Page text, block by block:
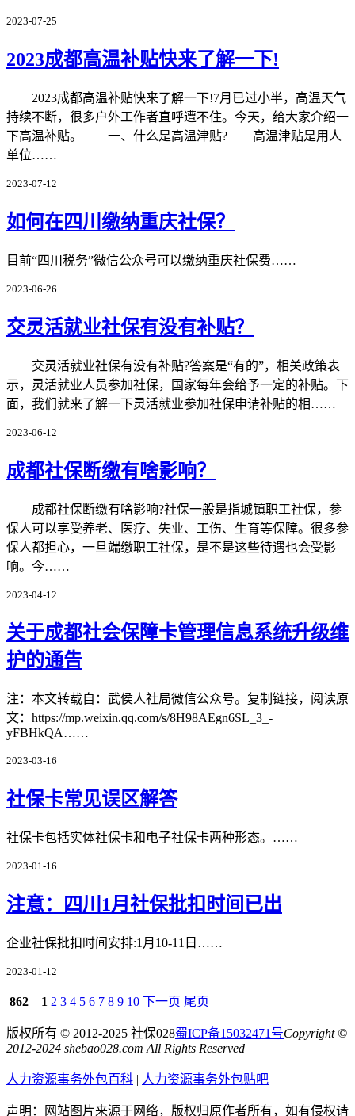
2023-07-25
2023成都高温补贴快来了解一下!
2023成都高温补贴快来了解一下!7月已过小半，高温天气
持续不断，很多户外工作者直呼遭不住。今天，给大家介绍一
下高温补贴。 一、什么是高温津贴? 高温津贴是用人
单位……
2023-07-12
如何在四川缴纳重庆社保？
目前“四川税务”微信公众号可以缴纳重庆社保费……
2023-06-26
交灵活就业社保有没有补贴？
交灵活就业社保有没有补贴?答案是“有的”，相关政策表
示，灵活就业人员参加社保，国家每年会给予一定的补贴。下
面，我们就来了解一下灵活就业参加社保申请补贴的相……
2023-06-12
成都社保断缴有啥影响？
成都社保断缴有啥影响?社保一般是指城镇职工社保，参
保人可以享受养老、医疗、失业、工伤、生育等保障。很多参
保人都担心，一旦端缴职工社保，是不是这些待遇也会受影
响。今……
2023-04-12
关于成都社会保障卡管理信息系统升级维
护的通告
注：本文转载自：武侯人社局微信公众号。复制链接，阅读原
文：https://mp.weixin.qq.com/s/8H98AEgn6SL_3_-
yFBHkQA……
2023-03-16
社保卡常见误区解答
社保卡包括实体社保卡和电子社保卡两种形态。……
2023-01-16
注意：四川1月社保批扣时间已出
企业社保批扣时间安排:1月10-11日……
2023-01-12
862 1 2 3 4 5 6 7 8 9 10 下一页 尾页
版权所有 © 2012-2025 社保028蜀ICP备15032471号Copyright ©
2012-2024 shebao028.com All Rights Reserved
人力资源事务外包百科 | 人力资源事务外包贴吧
声明：网站图片来源于网络，版权归原作者所有，如有侵权请